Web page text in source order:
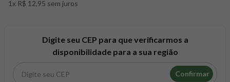
1x R$ 12,95 sem juros
Digite seu CEP para que verificarmos a
disponibilidade para a sua região
Confirmar
8º snack proteico mundo verde
creatina mundo verde